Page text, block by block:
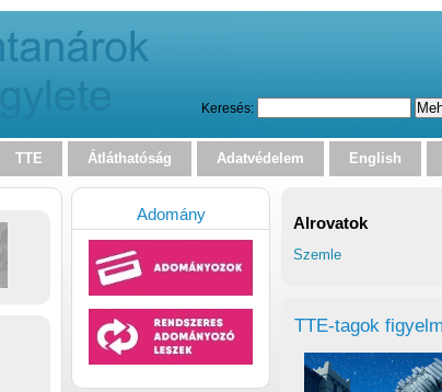
Keresés:
TTE Átláthatóság Adatvédelem English
Alrovatok
Szemle
TTE-tagok
Adomány